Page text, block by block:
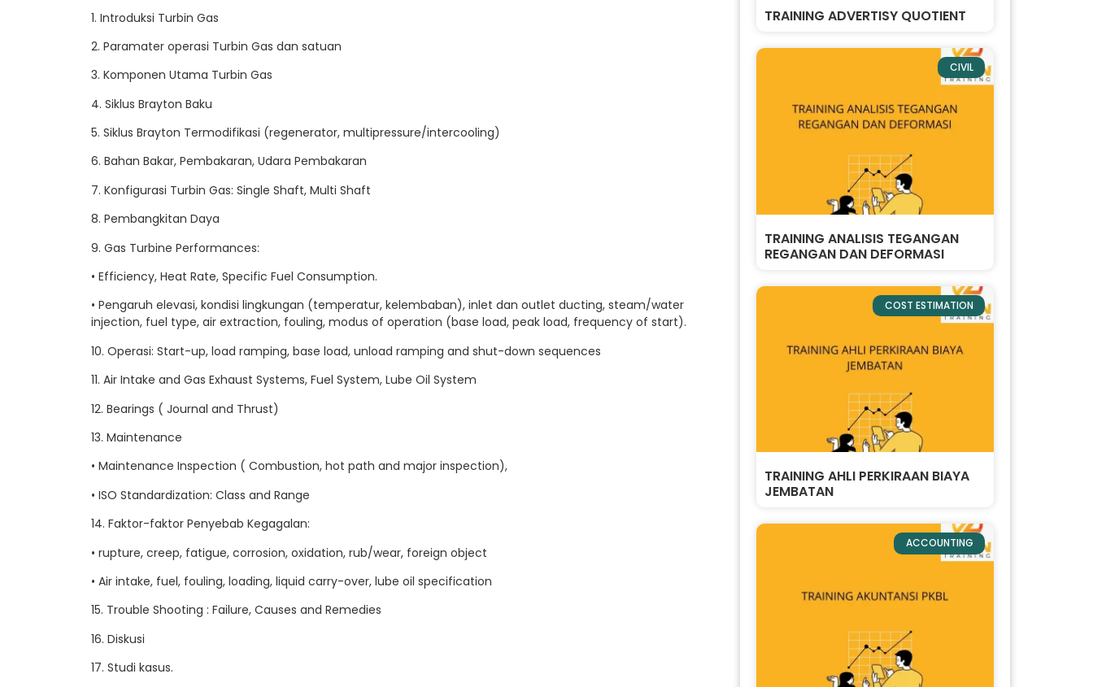
1. Introduksi Turbin Gas
2. Paramater operasi Turbin Gas dan satuan
3. Komponen Utama Turbin Gas
4. Siklus Brayton Baku
5. Siklus Brayton Termodifikasi (regenerator, multipressure/intercooling)
6. Bahan Bakar, Pembakaran, Udara Pembakaran
7. Konfigurasi Turbin Gas: Single Shaft, Multi Shaft
8. Pembangkitan Daya
9. Gas Turbine Performances:
• Efficiency, Heat Rate, Specific Fuel Consumption.
• Pengaruh elevasi, kondisi lingkungan (temperatur, kelembaban), inlet dan outlet ducting, steam/water
injection, fuel type, air extraction, fouling, modus of operation (base load, peak load, frequency of start).
10. Operasi: Start-up, load ramping, base load, unload ramping and shut-down sequences
11. Air Intake and Gas Exhaust Systems, Fuel System, Lube Oil System
12. Bearings ( Journal and Thrust)
13. Maintenance
• Maintenance Inspection ( Combustion, hot path and major inspection),
• ISO Standardization: Class and Range
14. Faktor-faktor Penyebab Kegagalan:
• rupture, creep, fatigue, corrosion, oxidation, rub/wear, foreign object
• Air intake, fuel, fouling, loading, liquid carry-over, lube oil specification
15. Trouble Shooting : Failure, Causes and Remedies
16. Diskusi
17. Studi kasus.
TRAINING ADVERTISY QUOTIENT
CIVIL
TRAINING ANALISIS TEGANGAN
REGANGAN DAN DEFORMASI
COST ESTIMATION
TRAINING AHLI PERKIRAAN BIAYA
JEMBATAN
ACCOUNTING